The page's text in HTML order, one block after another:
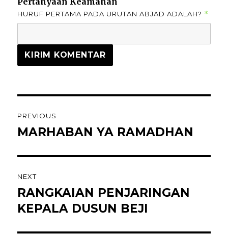
HURUF PERTAMA PADA URUTAN ABJAD ADALAH? *
PREVIOUS
MARHABAN YA RAMADHAN
NEXT
RANGKAIAN PENJARINGAN
KEPALA DUSUN BEJI